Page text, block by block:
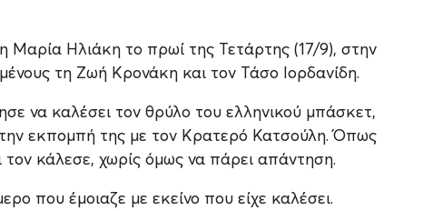
Μαρία Ηλιάκη το πρωί της Τετάρτης (17/9), στην
τη Ζωή Κρονάκη και τον Τάσο Ιορδανίδη.
να καλέσει τον θρύλο του ελληνικού μπάσκετ,
εκπομπή της με τον Κρατερό Κατσούλη. Όπως
τον κάλεσε, χωρίς όμως να πάρει απάντηση.
που έμοιαζε με εκείνο που είχε καλέσει.